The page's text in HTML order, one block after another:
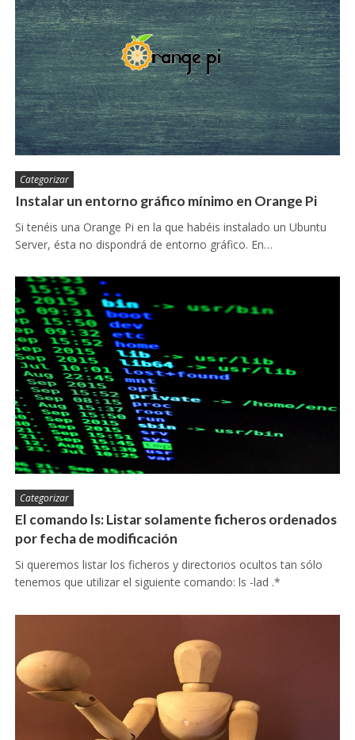
Categorizar
Instalar un entorno gráfico mínimo en Orange Pi
Si tenéis una Orange Pi en la que habéis instalado un Ubuntu
Server, ésta no dispondrá de entorno gráfico. En…
Categorizar
El comando ls: Listar solamente ficheros ordenados
por fecha de modificación
Si queremos listar los ficheros y directorios ocultos tan sólo
tenemos que utilizar el siguiente comando: ls -lad .*